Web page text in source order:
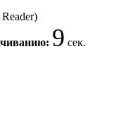
9 сек.